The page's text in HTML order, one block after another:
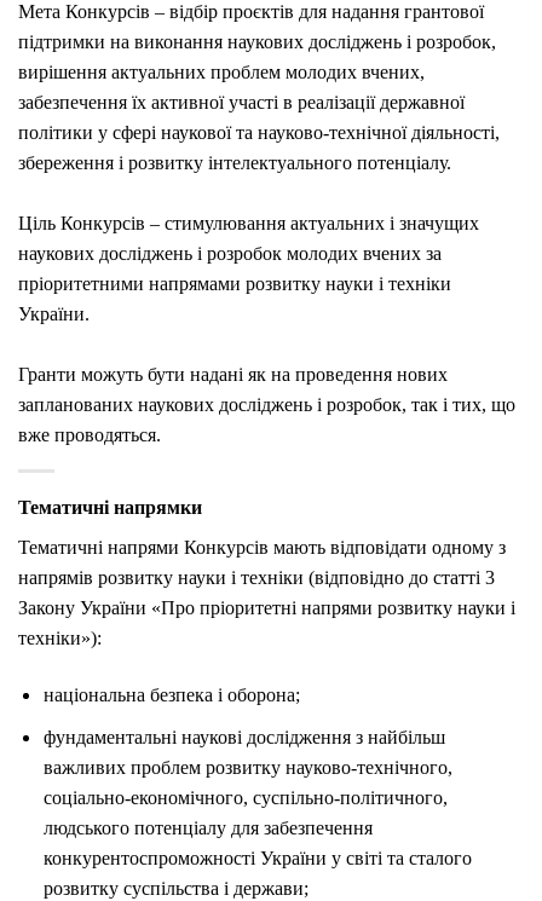
Мета Конкурсів – відбір проєктів для надання грантової
підтримки на виконання наукових досліджень і розробок,
вирішення актуальних проблем молодих вчених,
забезпечення їх активної участі в реалізації державної
політики у сфері наукової та науково-технічної діяльності,
збереження і розвитку інтелектуального потенціалу.
Ціль Конкурсів – стимулювання актуальних і значущих
наукових досліджень і розробок молодих вчених за
пріоритетними напрямами розвитку науки і техніки
України.
Гранти можуть бути надані як на проведення нових
запланованих наукових досліджень і розробок, так і тих, що
вже проводяться.
Тематичні напрямки
Тематичні напрями Конкурсів мають відповідати одному з
напрямів розвитку науки і техніки (відповідно до статті 3
Закону України «Про пріоритетні напрями розвитку науки і
техніки»):
національна безпека і оборона;
фундаментальні наукові дослідження з найбільш
важливих проблем розвитку науково-технічного,
соціально-економічного, суспільно-політичного,
людського потенціалу для забезпечення
конкурентоспроможності України у світі та сталого
розвитку суспільства і держави;